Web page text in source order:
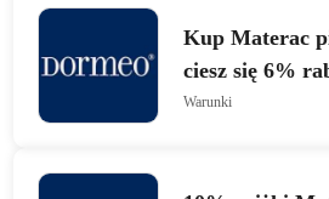
Kup Materac
ciesz się 6%
Warunki